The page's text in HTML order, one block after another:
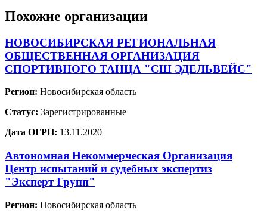
Похожие организации
НОВОСИБИРСКАЯ РЕГИОНАЛЬНАЯ
ОБЩЕСТВЕННАЯ ОРГАНИЗАЦИЯ
СПОРТИВНОГО ТАНЦА "СШ ЭДЕЛЬВЕЙС"
Регион: Новосибирская область
Статус: Зарегистрированные
Дата ОГРН: 13.11.2020
Автономная Некоммерческая Организация
Центр испытаний и судебных экспертиз
"Эксперт Групп"
Регион: Новосибирская область